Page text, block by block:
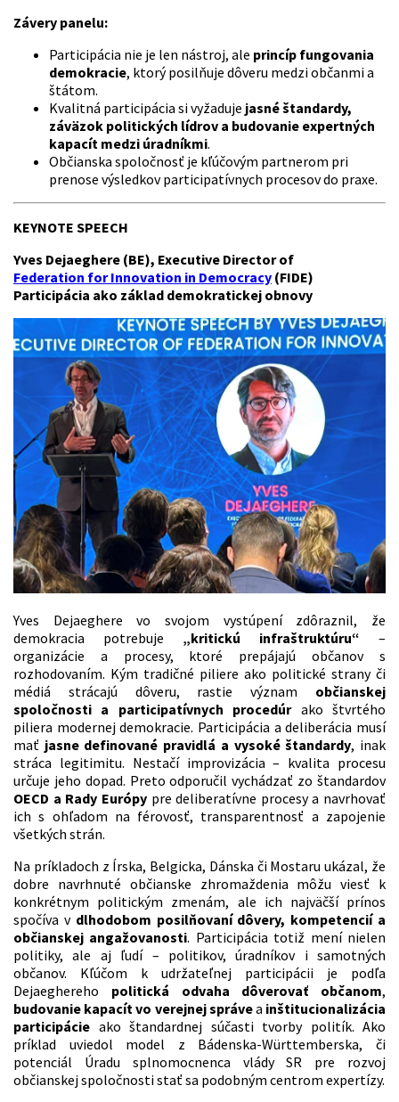
Závery panelu:
Participácia nie je len nástroj, ale princíp fungovania
demokracie, ktorý posilňuje dôveru medzi občanmi a
štátom.
Kvalitná participácia si vyžaduje jasné štandardy,
záväzok politických lídrov a budovanie expertných
kapacít medzi úradníkmi.
Občianska spoločnosť je kľúčovým partnerom pri
prenose výsledkov participatívnych procesov do praxe.
KEYNOTE SPEECH
Yves Dejaeghere (BE), Executive Director of
Federation for Innovation in Democracy (FIDE)
Participácia ako základ demokratickej obnovy
Yves Dejaeghere vo svojom vystúpení zdôraznil, že
demokracia potrebuje „kritickú infraštruktúru“ –
organizácie a procesy, ktoré prepájajú občanov s
rozhodovaním. Kým tradičné piliere ako politické strany či
médiá strácajú dôveru, rastie význam občianskej
spoločnosti a participatívnych procedúrako štvrtého
piliera modernej demokracie. Participácia a deliberácia musí
mať jasne definované pravidlá a vysoké štandardy, inak
stráca legitimitu. Nestačí improvizácia – kvalita procesu
určuje jeho dopad. Preto odporučil vychádzať zo štandardov
OECD a Rady Európypre deliberatívne procesy a navrhovať
ich s ohľadom na férovosť, transparentnosť a zapojenie
všetkých strán.
Na príkladoch z Írska, Belgicka, Dánska či Mostaru ukázal, že
dobre navrhnuté občianske zhromaždenia môžu viesť k
konkrétnym politickým zmenám, ale ich najväčší prínos
spočíva v dlhodobom posilňovaní dôvery, kompetencií a
občianskej angažovanosti. Participácia totiž mení nielen
politiky, ale aj ľudí – politikov, úradníkov i samotných
občanov. Kľúčom k udržateľnej participácii je podľa
Dejaeghereho politická odvaha dôverovať občanom,
budovanie kapacít vo verejnej správea inštitucionalizácia
participácie ako štandardnej súčasti tvorby politík. Ako
príklad uviedol model z Bádenska-Württemberska, či
potenciál Úradu splnomocnenca vlády SR pre rozvoj
občianskej spoločnosti stať sa podobným centrom expertízy.